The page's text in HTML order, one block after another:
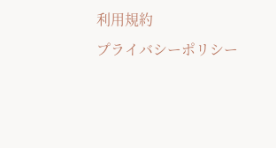
利用規約
プライバシーポリシー